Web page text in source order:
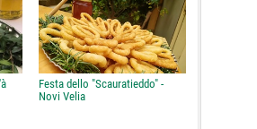
Festa dello "Scauratieddo" -
Novi Velia